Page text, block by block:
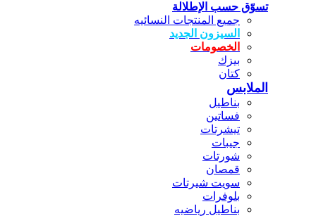
تسوّق حسب الإطلالة
جميع المنتجات النسائيه
السيزون الجديد
الخصومات
بيزك
كتان
الملابس
بناطيل
فساتين
تيشرتات
جيبات
شورتات
قمصان
سويت شيرتات
بلوفرات
بناطيل رياضيه